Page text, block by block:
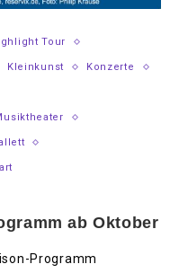
Tour
Kleinkunst Konzerte
ab Oktober
Programm